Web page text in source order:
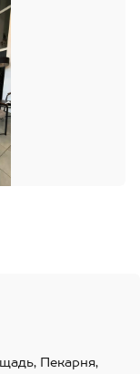
Пекарня,